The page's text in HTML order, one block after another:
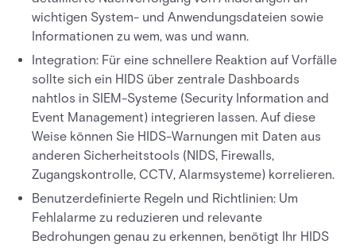
wichtigen System- und Anwendungsdateien sowie
Informationen zu wem, was und wann.
Integration: Für eine schnellere Reaktion auf Vorfälle
sollte sich ein HIDS über zentrale Dashboards
nahtlos in SIEM-Systeme (Security Information and
Event Management) integrieren lassen. Auf diese
Weise können Sie HIDS-Warnungen mit Daten aus
anderen Sicherheitstools (NIDS, Firewalls,
Zugangskontrolle, CCTV, Alarmsysteme) korrelieren.
Benutzerdefinierte Regeln und Richtlinien: Um
Fehlalarme zu reduzieren und relevante
Bedrohungen genau zu erkennen, benötigt Ihr HIDS